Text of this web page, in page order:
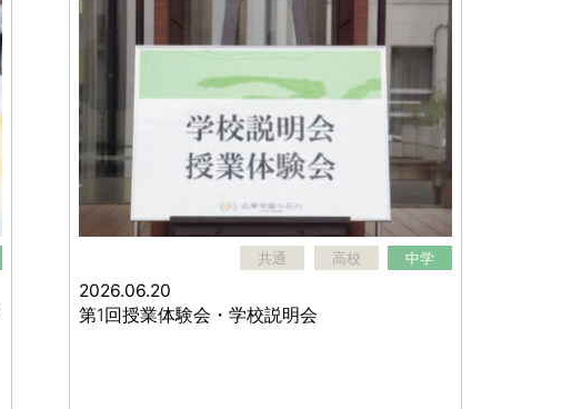
共通 高校 中学
2026.06.20
第1回授業体験会・学校説明会